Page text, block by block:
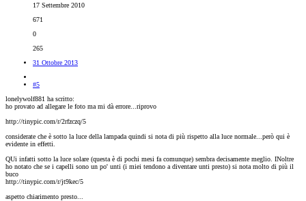
17 Settembre 2010
671
0
265
31 Ottobre 2013
#5
lonelywolf881 ha scritto:
ho provato ad allegare le foto ma mi dà errore...riprovo
http://tinypic.com/r/2rfzczq/5
considerate che è sotto la luce della lampada quindi si nota di più rispetto alla luce normale...però qui è
evidente in effetti.
QUi infatti sotto la luce solare (questa è di pochi mesi fa comunque) sembra decisamente meglio. INoltre
ho notato che se i capelli sono un po' unti (i miei tendono a diventare unti presto) si nota molto di più il
buco
http://tinypic.com/r/jt9kec/5
aspetto chiarimento presto...